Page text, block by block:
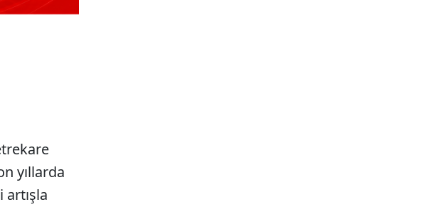
yıllarda
artışla